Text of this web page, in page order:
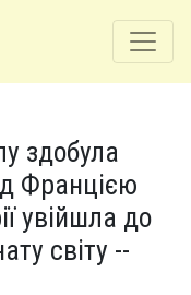
здобула
Францією
увійшла до
світу --